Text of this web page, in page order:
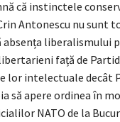
că instinctele
Antonescu nu sunt
absența
față de
lor intelectuale decât
să apere ordinea în
NATO de la